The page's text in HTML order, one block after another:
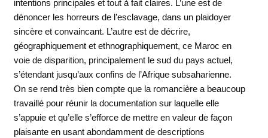
intentions principales et tout à fait claires. L’une est de
dénoncer les horreurs de l’esclavage, dans un plaidoyer
sincère et convaincant. L’autre est de décrire,
géographiquement et ethnographiquement, ce Maroc en
voie de disparition, principalement le sud du pays actuel,
s’étendant jusqu’aux confins de l’Afrique subsaharienne.
On se rend très bien compte que la romancière a beaucoup
travaillé pour réunir la documentation sur laquelle elle
s’appuie et qu’elle s’efforce de mettre en valeur de façon
plaisante en usant abondamment de descriptions